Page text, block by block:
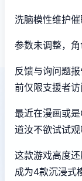
洗脑模性维护
参数未调整，
反馈与询问题
前仅限支援者访
最近在漫画或
道汝不欲试试
这款游戏高度
成为4款沉浸式